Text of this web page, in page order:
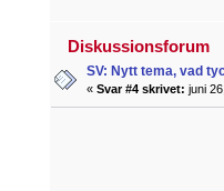
Diskussionsforum
SV: Nytt tema, vad
« Svar #4 skrivet: juni